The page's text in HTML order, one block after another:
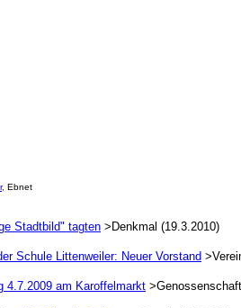
Ebnet
Stadtbild" tagten >Denkmal (19.3.2010)
Schule Littenweiler: Neuer Vorstand
4.7.2009 am Karoffelmarkt